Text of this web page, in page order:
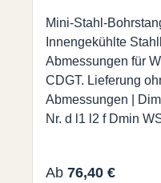
Mini-Stahl-
Innengekühlte
Abmessungen für
CDGT. Lieferung
Abmessungen |
Nr. d l1 l2 f Dmin WSP A 04E SCLDR/L 04
Regulärer Preis:
Ab 76,40 €